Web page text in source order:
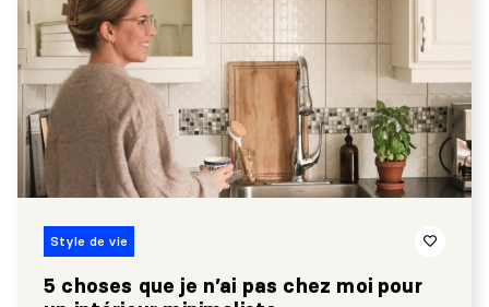
Style de vie
5 choses que je n’ai pas chez moi pour